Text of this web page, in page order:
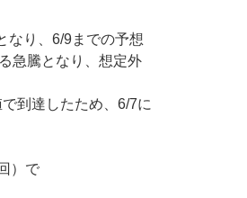
なり、6/9までの予想
急騰となり、想定外
到達したため、6/7に
）で